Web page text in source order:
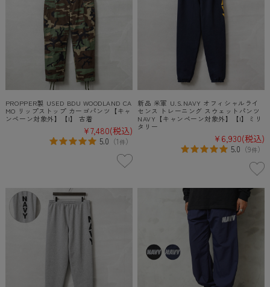
PROPPER製 USED BDU WOODLAND CA
MO リップストップ カーゴパンツ【キャ
ンペーン対象外】【I】 古着
¥7,480(税込)
5.0 （1件）
新品 米軍 U.S.NAVY オフィシャルライ
センス トレーニング スウェットパンツ
NAVY【キャンペーン対象外】【I】ミリ
タリー
¥6,930(税込)
5.0 （9件）